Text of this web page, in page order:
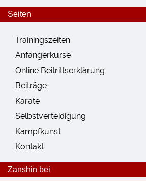
Seiten
Trainingszeiten
Anfängerkurse
Online Beitrittserklärung
Beiträge
Karate
Selbstverteidigung
Kampfkunst
Kontakt
Zanshin bei